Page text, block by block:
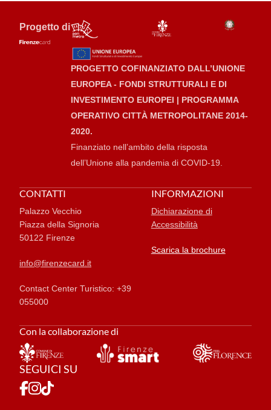
Progetto di
PROGETTO COFINANZIATO DALL’UNIONE
EUROPEA - FONDI STRUTTURALI E DI
INVESTIMENTO EUROPEI | PROGRAMMA
OPERATIVO CITTÀ METROPOLITANE 2014-
2020.
Finanziato nell’ambito della risposta
dell’Unione alla pandemia di COVID-19.
CONTATTI
Palazzo Vecchio
Piazza della Signoria
50122 Firenze
info@firenzecard.it
Contact Center Turistico: +39
055000
INFORMAZIONI
Dichiarazione di
Accessibilità
Scarica la brochure
Con la collaborazione di
SEGUICI SU